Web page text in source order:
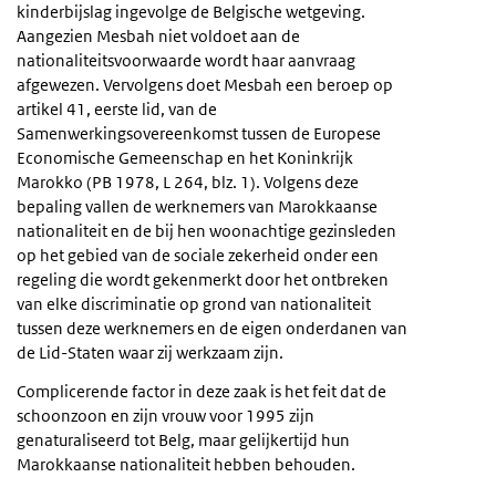
kinderbijslag ingevolge de Belgische wetgeving.
Aangezien Mesbah niet voldoet aan de
nationaliteitsvoorwaarde wordt haar aanvraag
afgewezen. Vervolgens doet Mesbah een beroep op
artikel 41, eerste lid, van de
Samenwerkingsovereenkomst tussen de Europese
Economische Gemeenschap en het Koninkrijk
Marokko (PB 1978, L 264, blz. 1). Volgens deze
bepaling vallen de werknemers van Marokkaanse
nationaliteit en de bij hen woonachtige gezinsleden
op het gebied van de sociale zekerheid onder een
regeling die wordt gekenmerkt door het ontbreken
van elke discriminatie op grond van nationaliteit
tussen deze werknemers en de eigen onderdanen van
de Lid-Staten waar zij werkzaam zijn.
Complicerende factor in deze zaak is het feit dat de
schoonzoon en zijn vrouw voor 1995 zijn
genaturaliseerd tot Belg, maar gelijkertijd hun
Marokkaanse nationaliteit hebben behouden.